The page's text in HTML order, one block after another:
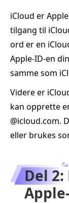
iCloud er
tilgang til
ord er en
Apple‑ID‑en
samme som
Videre er
kan opprette
@icloud.com.
eller brukes
Del